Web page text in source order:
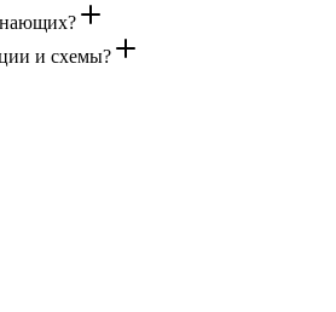
и схемы?